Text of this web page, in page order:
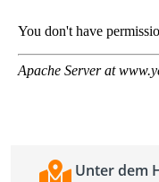
Unter dem